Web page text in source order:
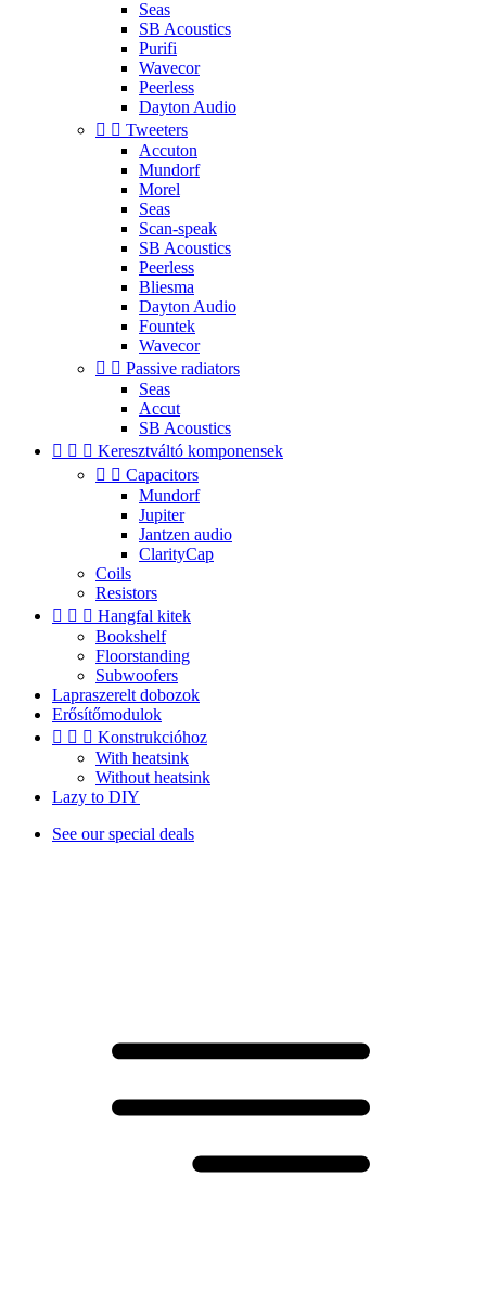
Seas
SB Acoustics
Purifi
Wavecor
Peerless
Dayton Audio
  Tweeters
Accuton
Mundorf
Morel
Seas
Scan-speak
SB Acoustics
Peerless
Bliesma
Dayton Audio
Fountek
Wavecor
  Passive radiators
Seas
Accut
SB Acoustics
   Keresztváltó komponensek
  Capacitors
Mundorf
Jupiter
Jantzen audio
ClarityCap
Coils
Resistors
   Hangfal kitek
Bookshelf
Floorstanding
Subwoofers
Lapraszerelt dobozok
Erősítőmodulok
   Konstrukcióhoz
With heatsink
Without heatsink
Lazy to DIY
See our special deals